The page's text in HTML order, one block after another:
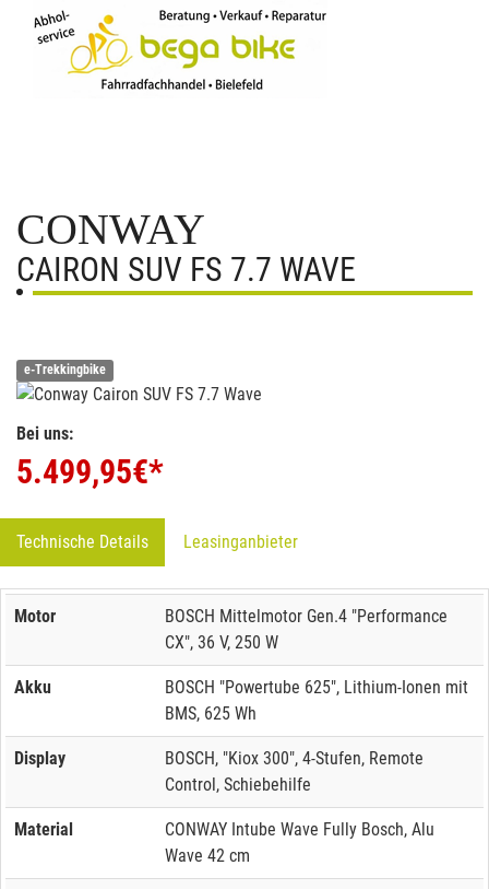
CONWAY
CAIRON SUV FS 7.7 WAVE
e-Trekkingbike
Bei uns:
5.499,95€*
Technische Details Leasinganbieter
Motor
BOSCH Mittelmotor Gen.4 "Performance
CX", 36 V, 250 W
Akku
BOSCH "Powertube 625", Lithium-Ionen mit
BMS, 625 Wh
Display
BOSCH, "Kiox 300", 4-Stufen, Remote
Control, Schiebehilfe
Material
CONWAY Intube Wave Fully Bosch, Alu
Wave 42 cm